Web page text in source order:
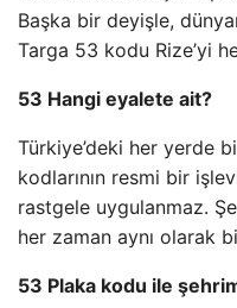
Başka bir deyişle,
Targa 53 kodu Rize’yi
53 Hangi eyalete ait?
Türkiye’deki her yerde
kodlarının resmi bir
rastgele uygulanmaz.
her zaman aynı olarak
53 Plaka kodu ile